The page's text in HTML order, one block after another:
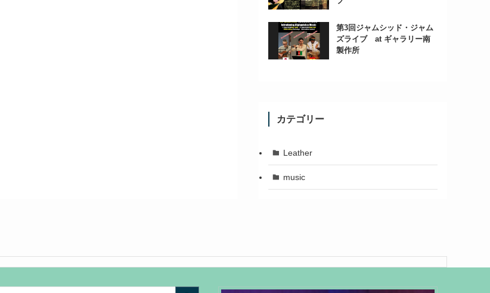
第3回ジャムシッド・ジャム
ズライブ at ギャラリー南
製作所
カテゴリー
Leather
music